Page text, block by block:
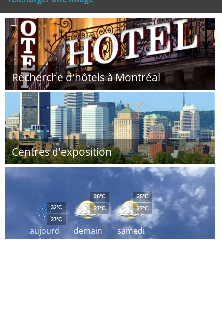
Recherche d'hôtels à Montréal
Centres d'exposition
aujourd
´hui
32°C
27°C
demain
28°C
27°C
samedi
25°C
27°C